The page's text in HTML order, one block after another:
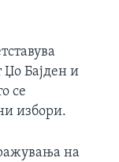
Џо Бајден и
се
избори.
на